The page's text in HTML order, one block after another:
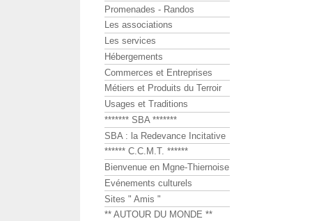
Promenades - Randos
Les associations
Les services
Hébergements
Commerces et Entreprises
Métiers et Produits du Terroir
Usages et Traditions
******* SBA *******
SBA : la Redevance Incitative
****** C.C.M.T. ******
Bienvenue en Mgne-Thiernoise
Evénements culturels
Sites " Amis "
** AUTOUR DU MONDE **